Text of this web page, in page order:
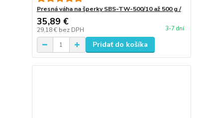
Presná váha na šperky SBS-TW-500/10 až 500 g /
35,89 €
29,18 € bez DPH 3-7 dní
Pridať do košíka